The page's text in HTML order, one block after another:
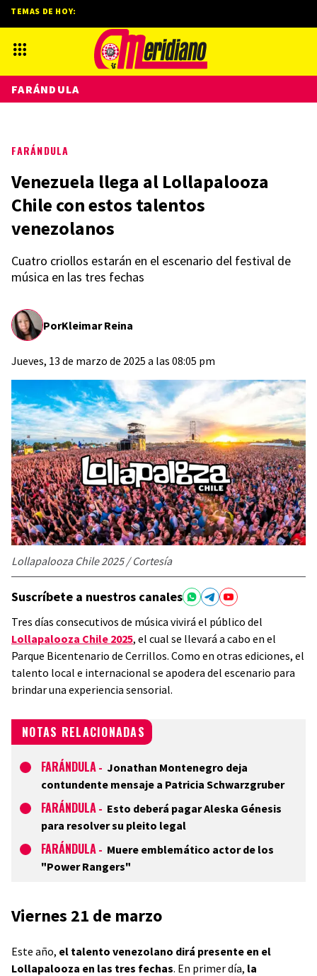
FARÁNDULA
Venezuela llega al Lollapalooza
Chile con estos talentos
venezolanos
Cuatro criollos estarán en el escenario del festival de
música en las tres fechas
PorKleimar Reina
Jueves, 13 de marzo de 2025 a las 08:05 pm
Lollapalooza Chile 2025 / Cortesía
Suscríbete a nuestros canales
Tres días consecutivos de música vivirá el público del
Lollapalooza Chile 2025, el cual se llevará a cabo en el
Parque Bicentenario de Cerrillos. Como en otras ediciones, el
talento local e internacional se apodera del escenario para
brindar una experiencia sensorial.
NOTAS RELACIONADAS
FARÁNDULA - Jonathan Montenegro deja
contundente mensaje a Patricia Schwarzgruber
FARÁNDULA - Esto deberá pagar Aleska Génesis
para resolver su pleito legal
FARÁNDULA - Muere emblemático actor de los
"Power Rangers"
Viernes 21 de marzo
Este año, el talento venezolano dirá presente en el
Lollapalooza en las tres fechas. En primer día, la
TEMAS DE HOY:
FARÁNDULA